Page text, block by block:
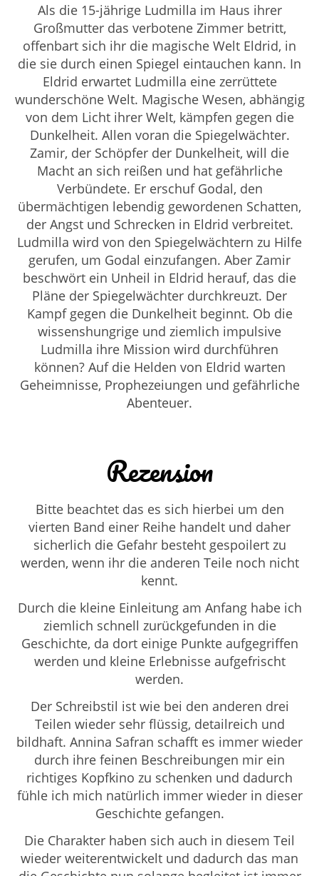
Als die 15-jährige Ludmilla im Haus ihrer
Großmutter das verbotene Zimmer betritt,
offenbart sich ihr die magische Welt Eldrid, in
die sie durch einen Spiegel eintauchen kann. In
Eldrid erwartet Ludmilla eine zerrüttete
wunderschöne Welt. Magische Wesen, abhängig
von dem Licht ihrer Welt, kämpfen gegen die
Dunkelheit. Allen voran die Spiegelwächter.
Zamir, der Schöpfer der Dunkelheit, will die
Macht an sich reißen und hat gefährliche
Verbündete. Er erschuf Godal, den
übermächtigen lebendig gewordenen Schatten,
der Angst und Schrecken in Eldrid verbreitet.
Ludmilla wird von den Spiegelwächtern zu Hilfe
gerufen, um Godal einzufangen. Aber Zamir
beschwört ein Unheil in Eldrid herauf, das die
Pläne der Spiegelwächter durchkreuzt. Der
Kampf gegen die Dunkelheit beginnt. Ob die
wissenshungrige und ziemlich impulsive
Ludmilla ihre Mission wird durchführen
können? Auf die Helden von Eldrid warten
Geheimnisse, Prophezeiungen und gefährliche
Abenteuer.
Rezension
Bitte beachtet das es sich hierbei um den
vierten Band einer Reihe handelt und daher
sicherlich die Gefahr besteht gespoilert zu
werden, wenn ihr die anderen Teile noch nicht
kennt.
Durch die kleine Einleitung am Anfang habe ich
ziemlich schnell zurückgefunden in die
Geschichte, da dort einige Punkte aufgegriffen
werden und kleine Erlebnisse aufgefrischt
werden.
Der Schreibstil ist wie bei den anderen drei
Teilen wieder sehr flüssig, detailreich und
bildhaft. Annina Safran schafft es immer wieder
durch ihre feinen Beschreibungen mir ein
richtiges Kopfkino zu schenken und dadurch
fühle ich mich natürlich immer wieder in dieser
Geschichte gefangen.
Die Charakter haben sich auch in diesem Teil
wieder weiterentwickelt und dadurch das man